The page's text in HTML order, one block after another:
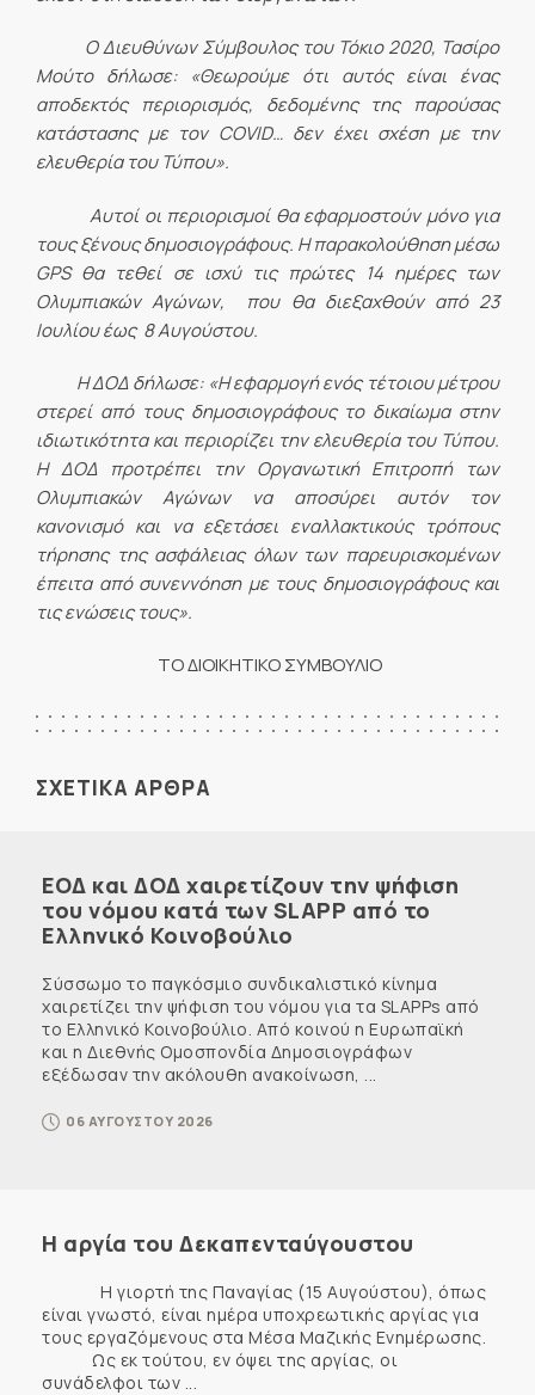
Ο Διευθύνων Σύμβουλος του Τόκιο 2020, Τασίρο
Μούτο δήλωσε: «Θεωρούμε ότι αυτός είναι ένας
αποδεκτός περιορισμός, δεδομένης της παρούσας
κατάστασης με τον COVID… δεν έχει σχέση με την
ελευθερία του Τύπου».
Αυτοί οι περιορισμοί θα εφαρμοστούν μόνο για
τους ξένους δημοσιογράφους. Η παρακολούθηση μέσω
GPSθα τεθεί σε ισχύ τις πρώτες 14 ημέρες των
Ολυμπιακών Αγώνων, που θα διεξαχθούν από 23
Ιουλίου έως 8 Αυγούστου.
Η ΔΟΔ δήλωσε: «Η εφαρμογή ενός τέτοιου μέτρου
στερεί από τους δημοσιογράφους το δικαίωμα στην
ιδιωτικότητα και περιορίζει την ελευθερία του Τύπου.
Η ΔΟΔ προτρέπει την Οργανωτική Επιτροπή των
Ολυμπιακών Αγώνων να αποσύρει αυτόν τον
κανονισμό και να εξετάσει εναλλακτικούς τρόπους
τήρησης της ασφάλειας όλων των παρευρισκομένων
έπειτα από συνεννόηση με τους δημοσιογράφους και
τις ενώσεις τους».
ΤΟ ΔΙΟΙΚΗΤΙΚΟ ΣΥΜΒΟΥΛΙΟ
ΣΧΕΤΙΚΑ ΑΡΘΡΑ
ΕΟΔ και ΔΟΔ χαιρετίζουν την ψήφιση
του νόμου κατά των SLAPP από το
Ελληνικό Κοινοβούλιο
Σύσσωμο το παγκόσμιο συνδικαλιστικό κίνημα
χαιρετίζει την ψήφιση του νόμου για τα SLAPPs από
το Ελληνικό Κοινοβούλιο. Από κοινού η Ευρωπαϊκή
και η Διεθνής Ομοσπονδία Δημοσιογράφων
εξέδωσαν την ακόλουθη ανακοίνωση, ...
06 ΑΥΓΟΥΣΤΟΥ 2026
Η αργία του Δεκαπενταύγουστου
Η γιορτή της Παναγίας (15 Αυγούστου), όπως
είναι γνωστό, είναι ημέρα υποχρεωτικής αργίας για
τους εργαζόμενους στα Μέσα Μαζικής Ενημέρωσης.
Ως εκ τούτου, εν όψει της αργίας, οι
συνάδελφοι των ...